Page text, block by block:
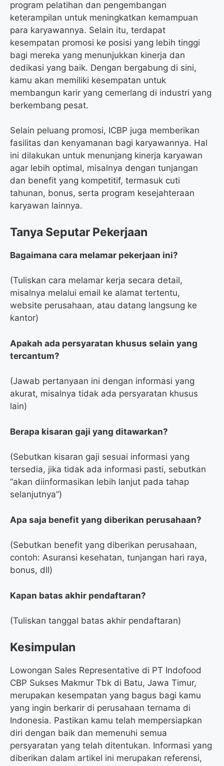
program pelatihan dan pengembangan
keterampilan untuk meningkatkan kemampuan
para karyawannya. Selain itu, terdapat
kesempatan promosi ke posisi yang lebih tinggi
bagi mereka yang menunjukkan kinerja dan
dedikasi yang baik. Dengan bergabung di sini,
kamu akan memiliki kesempatan untuk
membangun karir yang cemerlang di industri yang
berkembang pesat.
Selain peluang promosi, ICBP juga memberikan
fasilitas dan kenyamanan bagi karyawannya. Hal
ini dilakukan untuk menunjang kinerja karyawan
agar lebih optimal, misalnya dengan tunjangan
dan benefit yang kompetitif, termasuk cuti
tahunan, bonus, serta program kesejahteraan
karyawan lainnya.
Tanya Seputar Pekerjaan
Bagaimana cara melamar pekerjaan ini?
(Tuliskan cara melamar kerja secara detail,
misalnya melalui email ke alamat tertentu,
website perusahaan, atau datang langsung ke
kantor)
Apakah ada persyaratan khusus selain yang
tercantum?
(Jawab pertanyaan ini dengan informasi yang
akurat, misalnya tidak ada persyaratan khusus
lain)
Berapa kisaran gaji yang ditawarkan?
(Sebutkan kisaran gaji sesuai informasi yang
tersedia, jika tidak ada informasi pasti, sebutkan
“akan diinformasikan lebih lanjut pada tahap
selanjutnya”)
Apa saja benefit yang diberikan perusahaan?
(Sebutkan benefit yang diberikan perusahaan,
contoh: Asuransi kesehatan, tunjangan hari raya,
bonus, dll)
Kapan batas akhir pendaftaran?
(Tuliskan tanggal batas akhir pendaftaran)
Kesimpulan
Lowongan Sales Representative di PT Indofood
CBP Sukses Makmur Tbk di Batu, Jawa Timur,
merupakan kesempatan yang bagus bagi kamu
yang ingin berkarir di perusahaan ternama di
Indonesia. Pastikan kamu telah mempersiapkan
diri dengan baik dan memenuhi semua
persyaratan yang telah ditentukan. Informasi yang
diberikan dalam artikel ini merupakan referensi,